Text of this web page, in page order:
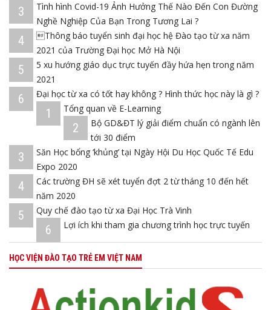
3
Tình hình Covid-19 Ảnh Hưởng Thế Nào Đến Con Đường
Nghề Nghiệp Của Bạn Trong Tương Lai ?
4
Thông báo tuyển sinh đại học hệ Đào tạo từ xa năm
2021 của Trường Đại học Mở Hà Nội
5
5 xu hướng giáo dục trực tuyến đầy hứa hẹn trong năm
2021
6 Đại học từ xa có tốt hay không ? Hình thức học này là gì ?
1 Tổng quan về E-Learning
2
Bộ GD&ĐT lý giải điểm chuẩn có ngành lên
tới 30 điểm
3
Săn Học bổng ‘khủng’ tại Ngày Hội Du Học Quốc Tế Edu
Expo 2020
4
Các trường ĐH sẽ xét tuyển đợt 2 từ tháng 10 đến hết
năm 2020
5 Quy chế đào tạo từ xa Đại Học Trà Vinh
6 Lợi ích khi tham gia chương trình học trực tuyến
HỌC VIỆN ĐÀO TẠO TRẺ EM VIỆT NAM